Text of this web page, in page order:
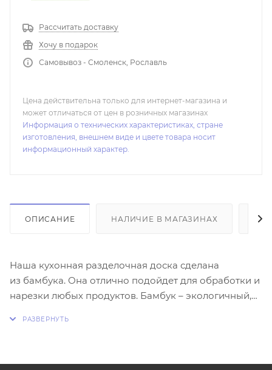
Рассчитать доставку
Хочу в подарок
Самовывоз - Смоленск, Рославль
Цена действительна только для интернет-магазина и
может отличаться от цен в розничных магазинах
Информация о технических характеристиках, стране
изготовления, внешнем виде и цвете товара носит
информационный характер.
ОПИСАНИЕ НАЛИЧИЕ В МАГАЗИНАХ
Наша кухонная разделочная доска сделана
из бамбука. Она отлично подойдет для обработки и
нарезки любых продуктов. Бамбук – экологичный,